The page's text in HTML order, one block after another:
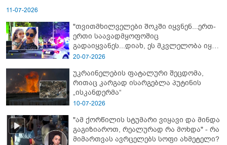
11-07-2026
"თვითმხილველები შოკში იყვნენ...ერთ-
ერთი საავადმყოფოშიც
გადაიყვანეს...დიახ, ეს მკვლელობა იყო"
- გორში დატრიალებული ტრაგედიის
20-07-2026
უკრაინელების ფატალური შეცდომა,
რითაც კარგად ისარგებლა პუტინის
„ისკანდერმა“
10-07-2026
"ამ ქორწილის სტუმარი ვიყავი და მინდა
გაგიზიაროთ, რეალურად რა მოხდა" - რა
მიმართვას ავრცელებს სოფი ახმეტელი?